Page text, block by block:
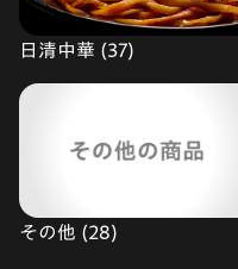
日清中華 (37)
その他 (28)